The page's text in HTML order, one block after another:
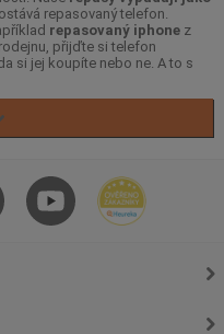
repasovaný telefon.
repasovaný iphone z
přijďte si telefon
si jej koupíte nebo ne. A to s